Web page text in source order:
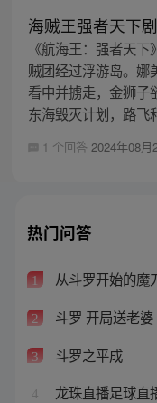
海贼王强者天下
《航海王：强者天
贼团经过浮游岛。娜
看中并掳走，金狮子
东海毁灭计划，路飞
1 个回答 2024年08月
热门问答
1 从斗罗开始的魔
2 斗罗 开局送老婆
3 斗罗之平成
4 龙珠直播足球直